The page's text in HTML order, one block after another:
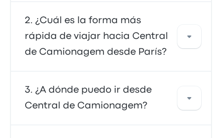
Puedes tomar el autobús, que proporciona
acceso directo a tu destino. También puedes
tomar un taxi o usar un servicio de coche
compartido.
¿Cuál es la forma más
rápida de viajar hacia Central
de Camionagem desde París?
La forma más rápida de viajar hacia y desde
Central de Camionagem es en autobús, que
ofrece un transporte conveniente a tu
destino. Los buses suelen ser económicos,
¿A dónde puedo ir desde
Central de Camionagem?